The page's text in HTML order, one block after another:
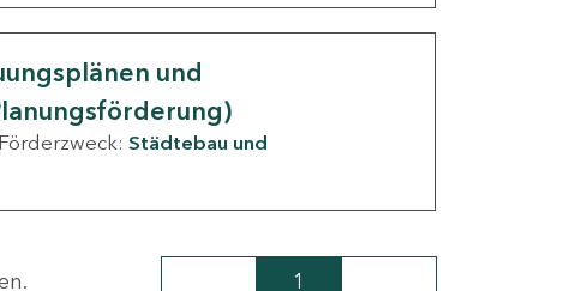
und
Förderzweck: Städtebau und
1